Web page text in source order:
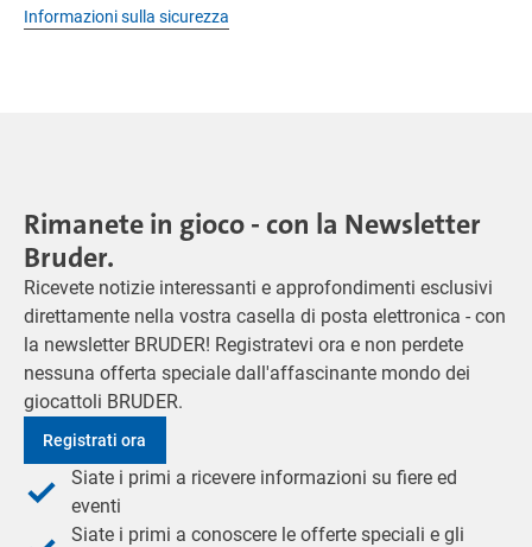
Informazioni sulla sicurezza
Rimanete in gioco - con la Newsletter
Bruder.
Ricevete notizie interessanti e approfondimenti esclusivi
direttamente nella vostra casella di posta elettronica - con
la newsletter BRUDER! Registratevi ora e non perdete
nessuna offerta speciale dall'affascinante mondo dei
giocattoli BRUDER.
Registrati ora
Siate i primi a ricevere informazioni su fiere ed
eventi
Siate i primi a conoscere le offerte speciali e gli